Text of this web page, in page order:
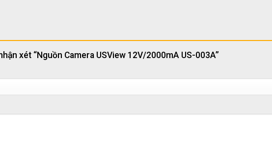
xét “Nguồn Camera USView 12V/2000mA US-003A”